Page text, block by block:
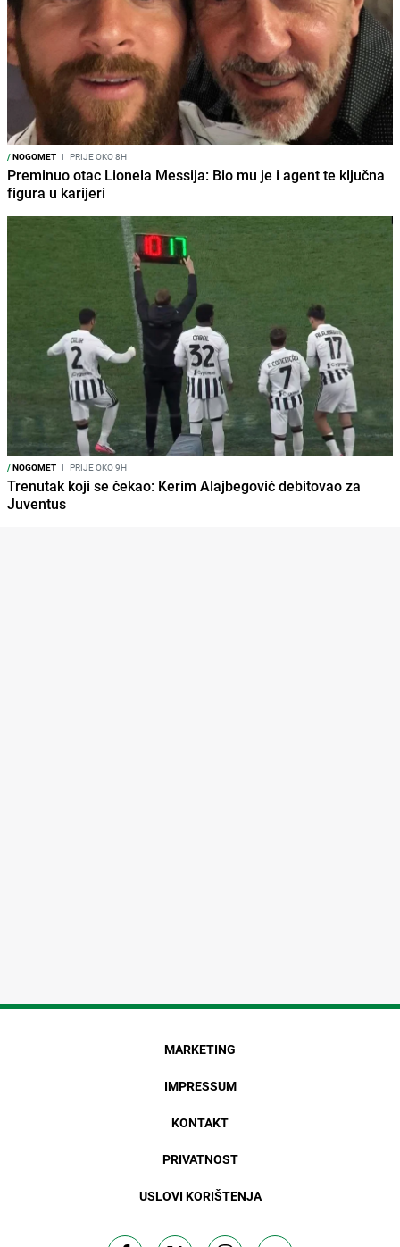
/NOGOMET I PRIJE OKO 8H
Preminuo otac Lionela Messija: Bio mu je i agent te ključna
figura u karijeri
/NOGOMET I PRIJE OKO 9H
Trenutak koji se čekao: Kerim Alajbegović debitovao za
Juventus
MARKETING
IMPRESSUM
KONTAKT
PRIVATNOST
USLOVI KORIŠTENJA